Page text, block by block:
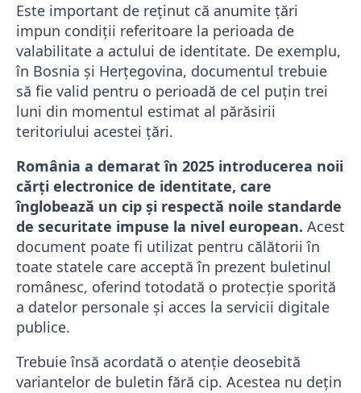
Este important de reținut că anumite țări
impun condiții referitoare la perioada de
valabilitate a actului de identitate. De exemplu,
în Bosnia și Herțegovina, documentul trebuie
să fie valid pentru o perioadă de cel puțin trei
luni din momentul estimat al părăsirii
teritoriului acestei țări.
România a demarat în 2025 introducerea noii
cărți electronice de identitate, care
înglobează un cip și respectă noile standarde
de securitate impuse la nivel european. Acest
document poate fi utilizat pentru călătorii în
toate statele care acceptă în prezent buletinul
românesc, oferind totodată o protecție sporită
a datelor personale și acces la servicii digitale
publice.
Trebuie însă acordată o atenție deosebită
variantelor de buletin fără cip. Acestea nu dețin